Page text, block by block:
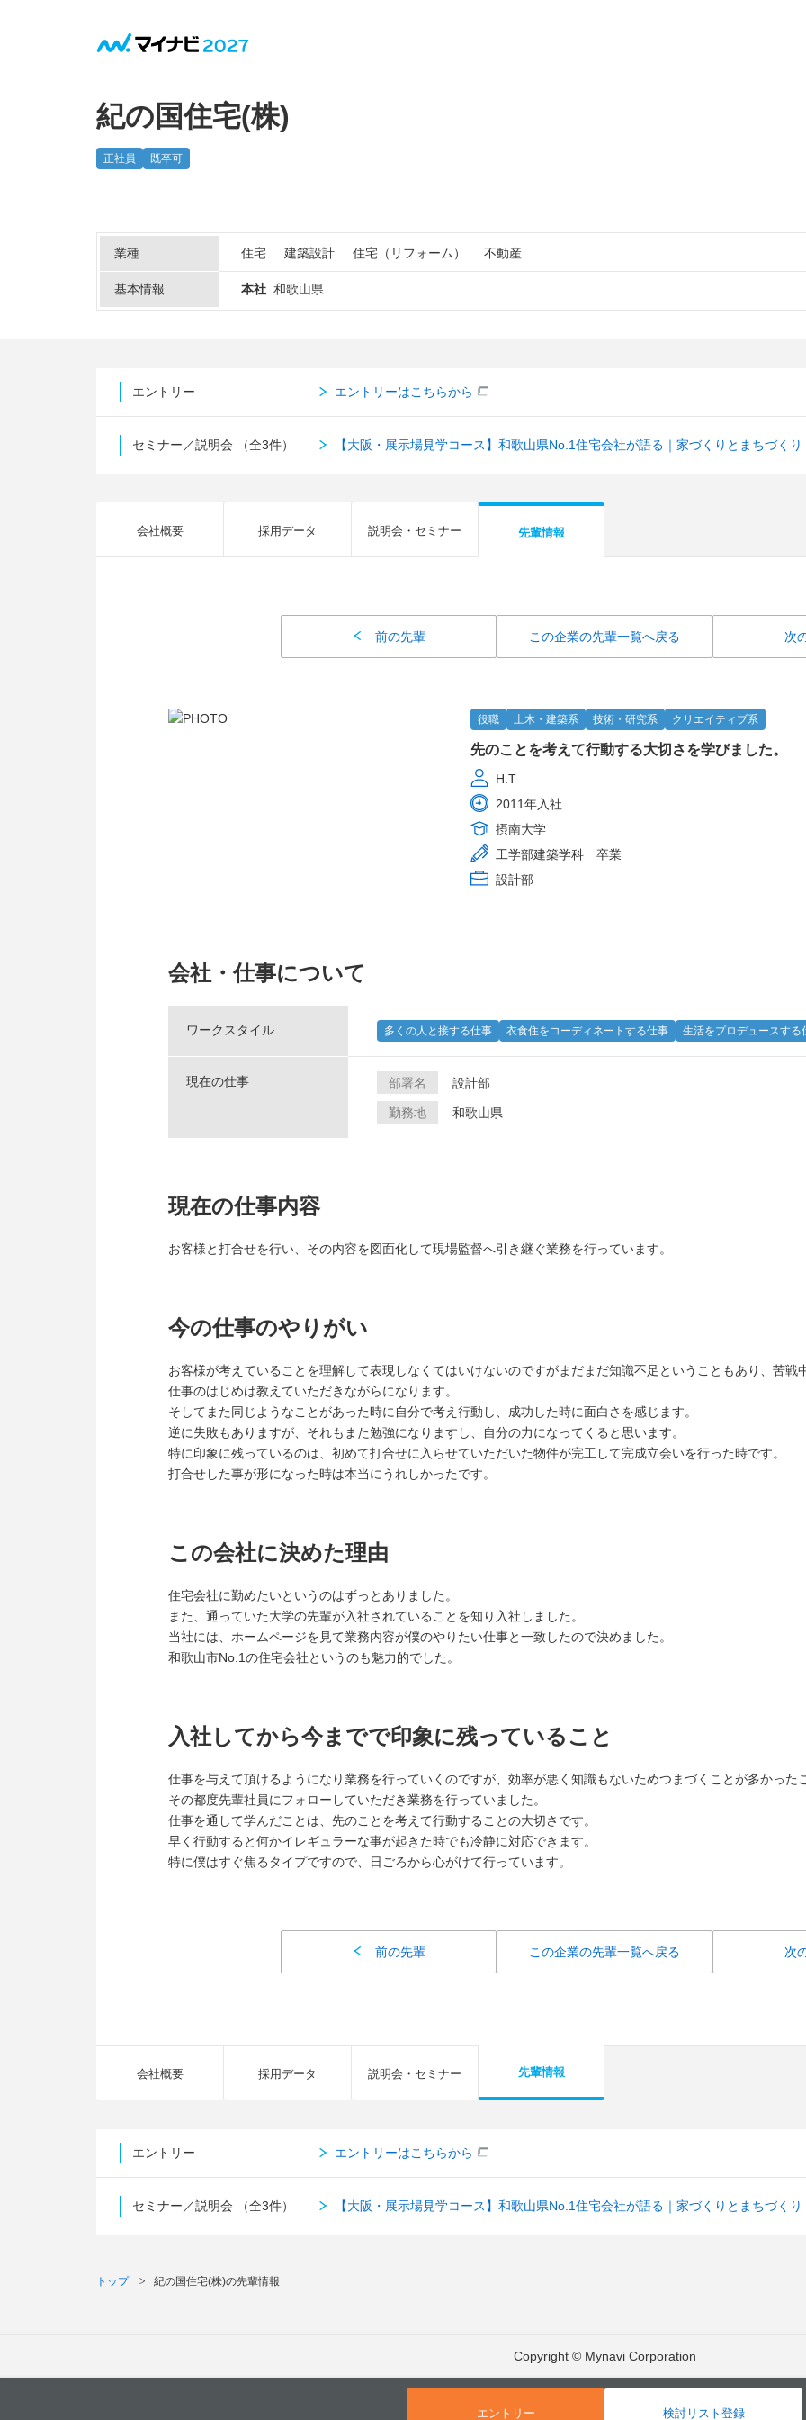
紀の国住宅(株)
正社員 既卒可
業種 住宅 建築設計 住宅（リフォーム） 不動産
基本情報 本社 和歌山県
エントリー エントリーはこちらから
セミナー／説明会 （全3件） 【大阪・展示場見学コース】和歌山県No.1住宅会社が語る｜家づくりとまちづくり
エントリー 検討リスト登録
会社概要 採用データ 説明会・セミナー 先輩情報
前の先輩 この企業の先輩一覧へ戻る 次
役職 土木・建築系 技術・研究系 クリエイティブ系
先のことを考えて行動する大切さを学びました。
H.T
2011年入社
摂南大学
工学部建築学科 卒業
設計部
会社・仕事について
ワークスタイル 多くの人と接する仕事 衣食住をコーディネートする仕事 生活をプロデュースする
現在の仕事 部署名 設計部
勤務地 和歌山県
現在の仕事内容
お客様と打合せを行い、その内容を図面化して現場監督へ引き継ぐ業務を行っています。
今の仕事のやりがい
お客様が考えていることを理解して表現しなくてはいけないのですがまだまだ知識不足ということもあり、苦戦
仕事のはじめは教えていただきながらになります。
そしてまた同じようなことがあった時に自分で考え行動し、成功した時に面白さを感じます。
逆に失敗もありますが、それもまた勉強になりますし、自分の力になってくると思います。
特に印象に残っているのは、初めて打合せに入らせていただいた物件が完工して完成立会いを行った時です。
打合せした事が形になった時は本当にうれしかったです。
この会社に決めた理由
住宅会社に勤めたいというのはずっとありました。
また、通っていた大学の先輩が入社されていることを知り入社しました。
当社には、ホームページを見て業務内容が僕のやりたい仕事と一致したので決めました。
和歌山市No.1の住宅会社というのも魅力的でした。
入社してから今までで印象に残っていること
仕事を与えて頂けるようになり業務を行っていくのですが、効率が悪く知識もないためつまづくことが多かった
その都度先輩社員にフォローしていただき業務を行っていました。
仕事を通して学んだことは、先のことを考えて行動することの大切さです。
早く行動すると何かイレギュラーな事が起きた時でも冷静に対応できます。
特に僕はすぐ焦るタイプですので、日ごろから心がけて行っています。
前の先輩 この企業の先輩一覧へ戻る 次
会社概要 採用データ 説明会・セミナー 先輩情報
エントリー エントリーはこちらから
セミナー／説明会 （全3件） 【大阪・展示場見学コース】和歌山県No.1住宅会社が語る｜家づくりとまちづくり
トップ 紀の国住宅(株)の先輩情報
Copyright © Mynavi Corporation